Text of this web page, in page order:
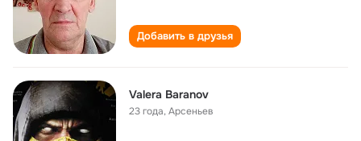
Добавить в друзья
Valera Baranov
23 года,Арсеньев